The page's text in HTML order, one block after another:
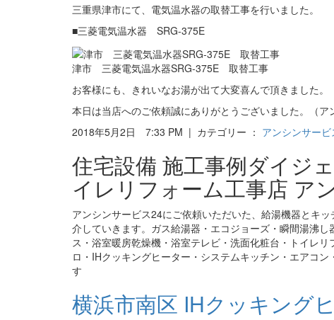
三重県津市にて、電気温水器の取替工事を行いました。
■三菱電気温水器 SRG-375E
津市 三菱電気温水器SRG-375E 取替工事
お客様にも、きれいなお湯が出て大変喜んで頂きました。
本日は当店へのご依頼誠にありがとうございました。（
2018年5月2日 7:33 PM | カテゴリー ： アンシンサー
住宅設備 施工事例ダイジ
イレリフォーム工事店 ア
アンシンサービス24にご依頼いただいた、給湯機器とキ
介していきます。ガス給湯器・エコジョーズ・瞬間湯沸
ス・浴室暖房乾燥機・浴室テレビ・洗面化粧台・トイレ
ロ・IHクッキングヒーター・システムキッチン・エアコ
す
横浜市南区 IHクッキング